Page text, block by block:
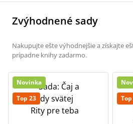
Zvýhodnené sady
Nakupujte ešte výhodnejšie a získajte
prípadne knihy zadarmo.
Novinka
Top 23